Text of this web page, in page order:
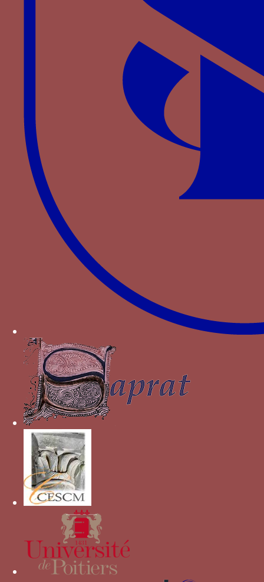
Lectionnaire grec du cardinal de Bourbon,
Paris, BnF, Ms. Grec 55, vers 1480-1482 ;
, Lyon 1487 ; Livres des faits de
monseigneur saint Louis
, BnF, Ms. Fr. 2829,
fol. 13 v°.
Voir par exemple les remplages de la
clôture est de sa chapelle, Cathédrale de
Lyon.
↑ Tapisserie de l’Adoration des Mages
Trésor de la Cathédrale ; Dessin de tapisserie,
Cathédrale de Lyon, chapelle des Bourbons,
Paris, BnF, Est. Pc. 18, f. 14.
Dessin réalisé pour Roger de Gaignières
d’un vitrail, aujourd’hui détruit, de l’église des
Célestins de Paris aux armes et devises du
cardinal duc Charles de Bourbon, Paris, BnF,
Pc. 18, Res. fol. 13.
A Catalogue of the French Medals
in the British Museum 1402-1610, Londres,
1982, p. 35.
Bibliographie
HABLOT L., « La ceinture ESPERANCE et les
devises des Bourbon », dans
mécénat religieux des ducs de Bourbon à la fin du
Moyen Age, PERROT F. dir., Souvigny, 2001, p. 91-
Autres devises pour Charles II de
Bourbon
NESPOIR NE PEUR
CHS